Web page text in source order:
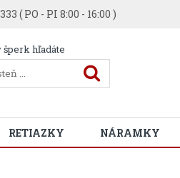
( PO - PI 8:00 - 16:00 )
hľadáte
RETIAZKY NÁRAMKY